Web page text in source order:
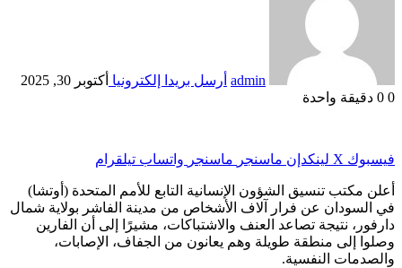
admin أرسل بريدا إلكترونيا أكتوبر 30, 2025
0
دقيقة واحدة
فيسبوك ‫X لينكدإن ماسنجر ماسنجر واتساب تيلقرام
أعلن مكتب تنسيق الشؤون الإنسانية التابع للأمم المتحدة (أوتشا)
في السودان عن فرار آلاف الأشخاص من مدينة الفاشر بولاية شمال
دارفور، نتيجة تصاعد العنف والاشتباكات، مشيرًا إلى أن الفارين
وصلوا إلى منطقة طويلة وهم يعانون من الجفاف، الإصابات،
والصدمات النفسية.